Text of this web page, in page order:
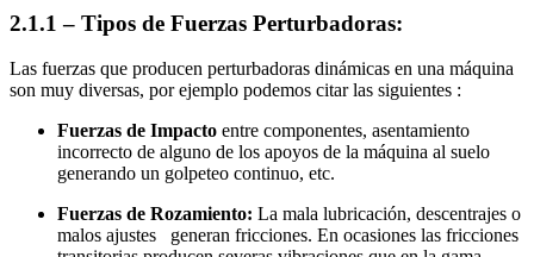
2.1.1 – Tipos de Fuerzas Perturbadoras:
Las fuerzas que producen perturbadoras dinámicas en una máquina
son muy diversas, por ejemplo podemos citar las siguientes :
Fuerzas de Impacto entre componentes, asentamiento
incorrecto de alguno de los apoyos de la máquina al suelo
generando un golpeteo continuo, etc.
Fuerzas de Rozamiento: La mala lubricación, descentrajes o
malos ajustes generan fricciones. En ocasiones las fricciones